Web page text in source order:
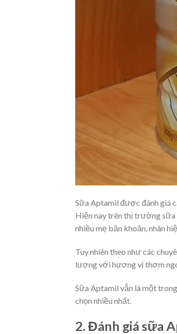
Sữa Aptamil được đánh giá
Hiện nay trên thị trường
nhiều mẹ băn khoăn, nhãn
Tuy nhiên theo như các
lượng với hương vị thơm
Sữa Aptamil vẫn là một trong
chọn nhiều nhất.
2. Đánh giá sữa